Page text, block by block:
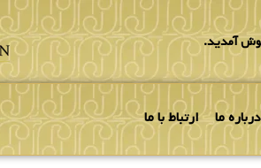
آمدید.
درباره ما ارتباط با ما